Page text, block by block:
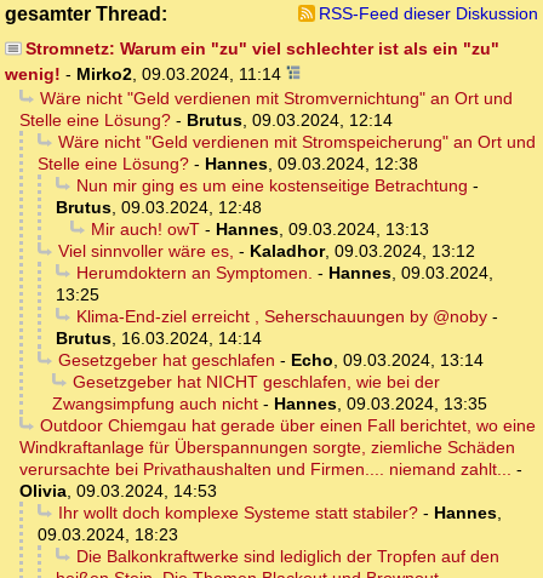
gesamter Thread:
RSS-Feed dieser Diskussion
Stromnetz: Warum ein "zu" viel schlechter ist als ein "zu"
wenig! - Mirko2 09.03.2024, 11:14
Wäre nicht "Geld verdienen mit Stromvernichtung" an Ort und
Stelle eine Lösung? - Brutus 09.03.2024, 12:14
Wäre nicht "Geld verdienen mit Stromspeicherung" an Ort und
Stelle eine Lösung? - Hannes 09.03.2024, 12:38
Nun mir ging es um eine kostenseitige Betrachtung -
Brutus 09.03.2024, 12:48
Mir auch! owT- Hannes, 09.03.2024, 13:13
Viel sinnvoller wäre es, - Kaladhor, 09.03.2024, 13:12
Herumdoktern an Symptomen. - Hannes, 09.03.2024,
13:25
Klima-End-ziel erreicht , Seherschauungen by @noby-
Brutus 16.03.2024, 14:14
Gesetzgeber hat geschlafen - Echo 09.03.2024, 13:14
Gesetzgeber hat NICHT geschlafen, wie bei der
Zwangsimpfung auch nicht - Hannes 09.03.2024, 13:35
Outdoor Chiemgau hat gerade über einen Fall berichtet, wo eine
Windkraftanlage für Überspannungen sorgte, ziemliche Schäden
verursachte bei Privathaushalten und Firmen.... niemand zahlt...
-
Olivia 09.03.2024, 14:53
Ihr wollt doch komplexe Systeme statt stabiler?- Hannes,
09.03.2024, 18:23
Die Balkonkraftwerke sind lediglich der Tropfen auf den